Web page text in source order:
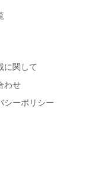
に関して
わせ
シーポリシー